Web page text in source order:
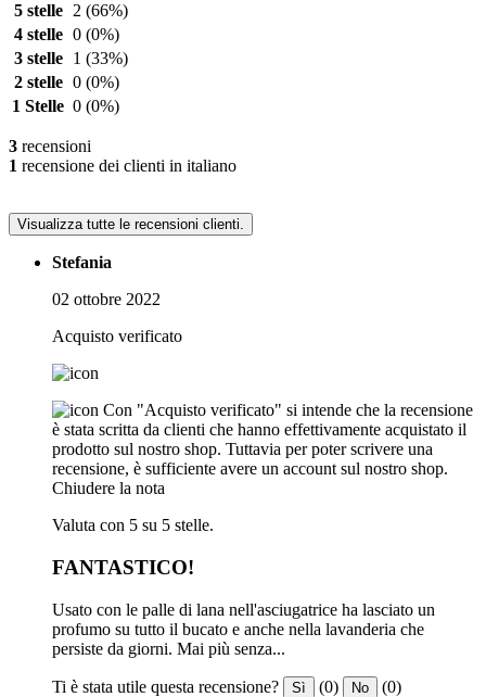
5 stelle
2 (66%)
4 stelle 0 (0%)
3 stelle
1 (33%)
2 stelle 0 (0%)
1 Stelle 0 (0%)
3 recensioni
1 recensione dei clienti in italiano
Visualizza tutte le recensioni clienti.
Stefania
02 ottobre 2022
Acquisto verificato
Con "Acquisto verificato" si intende che la recensione
è stata scritta da clienti che hanno effettivamente acquistato il
prodotto sul nostro shop. Tuttavia per poter scrivere una
recensione, è sufficiente avere un account sul nostro shop.
Chiudere la nota
Valuta con 5 su 5 stelle.
FANTASTICO!
Usato con le palle di lana nell'asciugatrice ha lasciato un
profumo su tutto il bucato e anche nella lavanderia che
persiste da giorni. Mai più senza...
Ti è stata utile questa recensione? Sì (0) No (0)